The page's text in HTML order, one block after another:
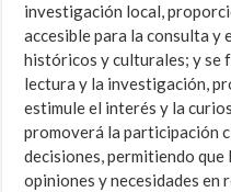
investigación local,
accesible para la consulta y
históricos y culturales; y se
lectura y la investigación,
estimule el interés y la
promoverá la participación
decisiones, permitiendo que
opiniones y necesidades en